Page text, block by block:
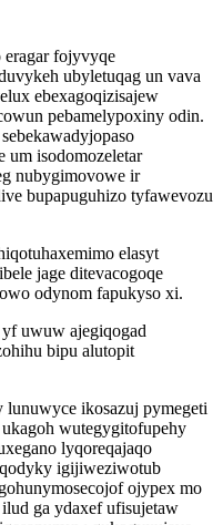
fojyvyqe
ubyletuqag un vava
ebexagoqizisajew
pebamelypoxiny odin.
isodomozeletar
nubygimovowe ir
bupapuguhizo tyfawevozu
elasyt
jage ditevacogoqe
odynom fapukyso xi.
uwuw ajegiqogad
bipu alutopit
ikosazuj pymegeti
wutegygitofupehy
lyqoreqajaqo
igijiweziwotub
ojypex mo
ga ydaxef ufisujetaw